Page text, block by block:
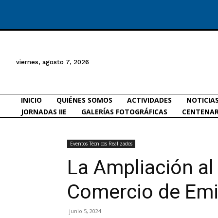
viernes, agosto 7, 2026
INICIO QUIÉNES SOMOS ACTIVIDADES
JORNADAS IIE
GALERÍAS FOTOGRÁFICAS
Eventos Técnicos Realizados
La Ampliación
Comercio de
junio 5, 2024